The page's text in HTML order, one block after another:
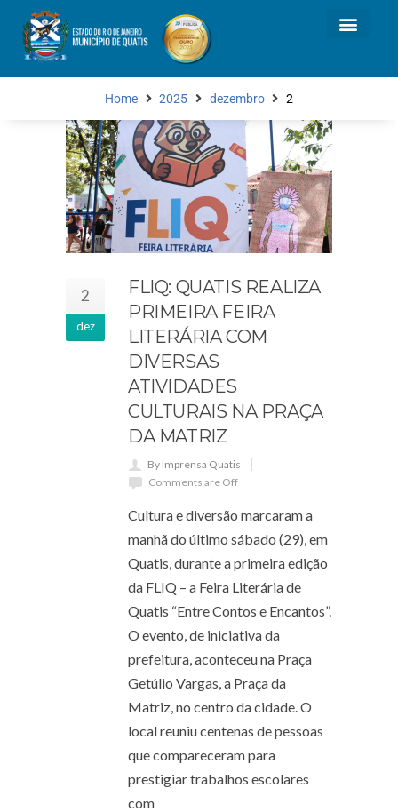
Home 2025 dezembro 2
2
dez
FLIQ: QUATIS REALIZA
PRIMEIRA FEIRA
LITERÁRIA COM
DIVERSAS
ATIVIDADES
CULTURAIS NA PRAÇA
DA MATRIZ
By Imprensa Quatis
Comments are Off
Cultura e diversão marcaram a
manhã do último sábado (29), em
Quatis, durante a primeira edição
da FLIQ – a Feira Literária de
Quatis “Entre Contos e Encantos”.
O evento, de iniciativa da
prefeitura, aconteceu na Praça
Getúlio Vargas, a Praça da
Matriz, no centro da cidade. O
local reuniu centenas de pessoas
que compareceram para
prestigiar trabalhos escolares
com